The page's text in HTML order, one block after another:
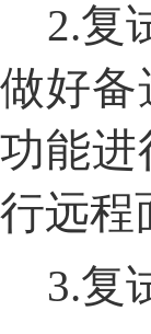
2.复
做好备
功能进
行远程
3.复